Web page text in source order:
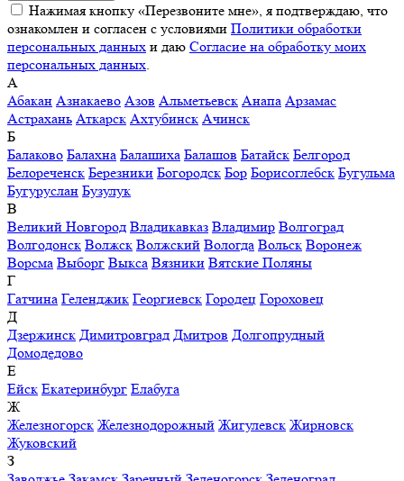
Нажимая кнопку «Перезвоните мне», я подтверждаю, что
ознакомлен и согласен с условиями Политики обработки
персональных данных и даю Согласие на обработку моих
персональных данных
А
Абакан Азнакаево Азов Альметьевск Анапа Арзамас
Астрахань Аткарск Ахтубинск Ачинск
Б
Балаково Балахна Балашиха Балашов Батайск Белгород
Белореченск Березники Богородск Бор Борисоглебск Бугульма
Бугуруслан Бузулук
В
Великий Новгород Владикавказ Владимир Волгоград
Волгодонск Волжск Волжский Вологда Вольск Воронеж
Ворсма Выборг Выкса Вязники Вятские Поляны
Г
Гатчина Геленджик Георгиевск Городец Гороховец
Д
Дзержинск Димитровград Дмитров Долгопрудный
Домодедово
Е
Ейск Екатеринбург Елабуга
Ж
Железногорск Железнодорожный Жигулевск Жирновск
Жуковский
З